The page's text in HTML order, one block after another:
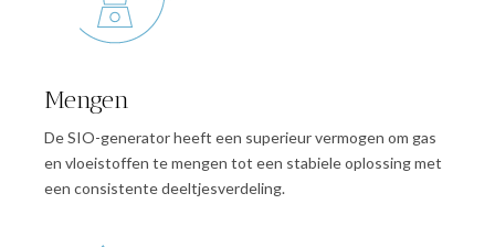
Mengen
De SIO-generator heeft een superieur vermogen om gas
en vloeistoffen te mengen tot een stabiele oplossing met
een consistente deeltjesverdeling.